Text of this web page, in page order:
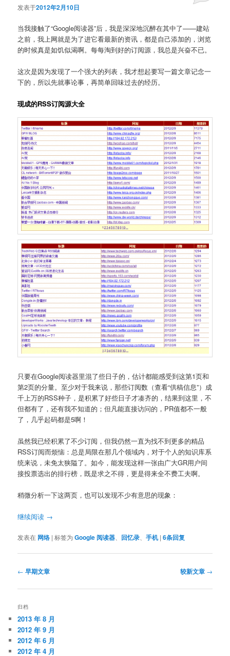
发表于2012年2月10日
当我接触了“Google阅读器”后，我是深深地沉醉在其中了——建站
之前，我上网就是为了进它看最新的资讯，都是自己添加的，浏览
的时候真是如饥似渴啊。每每淘到好的订阅源，我总是兴奋不已。
这次是因为发现了一个强大的列表，我才想起要写一篇文章记念一
下的，所以先就事论事，再简单回味过去的经历。
现成的RSS订阅源大全
只要在Google阅读器里混了些日子的，估计都能感受到这第1页和
第2页的分量。至少对于我来说，那些订阅数（查看“供稿信息”）成
千上万的RSS种子，是积累了好些日子才凑齐的，结果到这里，不
但都有了，还有我不知道的；但凡能直接访问的，PR值都不一般
了，几乎起码都是5啊！
虽然我已经积累了不少订阅，但我仍然一直为找不到更多的精品
RSS订阅而烦恼：总是局限在那几个领域内，对于个人的知识库系
统来说，未免太狭隘了。如今，能发现这样一张由广大GR用户间
接投票选出的排行榜，既是求之不得，更是得来全不费工夫啊。
稍微分析一下这两页，也可以发现不少有意思的现象：
继续阅读 →
发表在 网络 |标签为 Google 阅读器、 回忆录、手机 |6条回复
文
导
← 早期文章 较新文章 →
归档
2013 年 8 月
2012 年 9 月
2012 年 6 月
2012 年 4 月